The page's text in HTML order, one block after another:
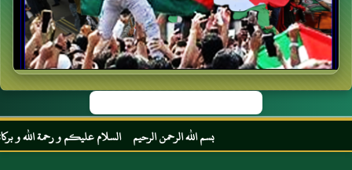
بسم الله الرحمن الرحيم السلام عليكم و رحمة الله و